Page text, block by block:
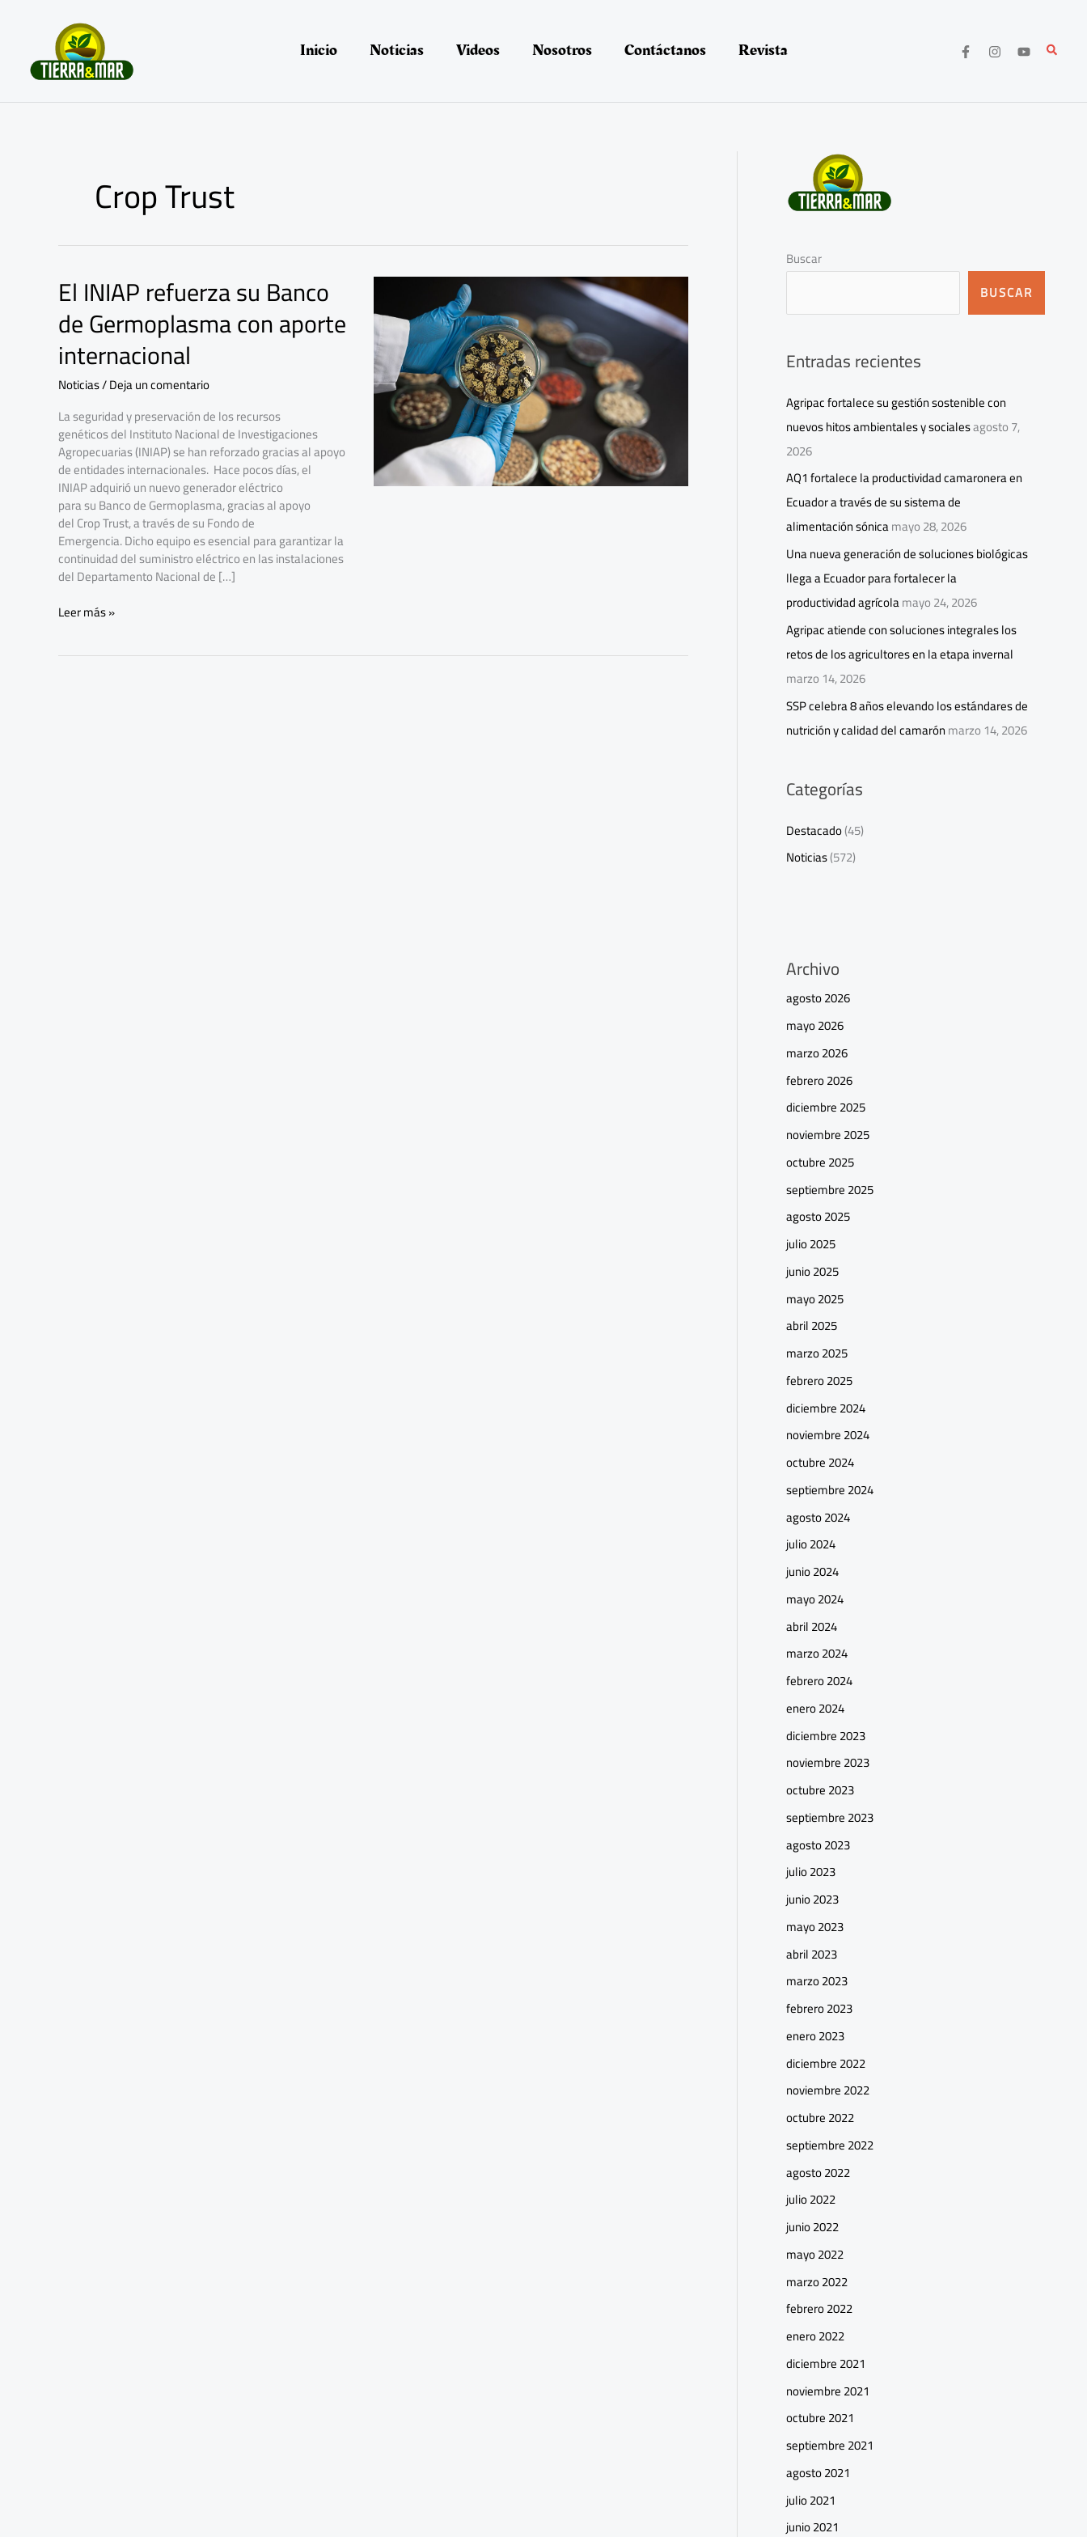
Inicio Noticias Videos Nosotros Contáctanos Revista Buscar
Crop Trust
El INIAP refuerza su Banco
de Germoplasma con aporte
internacional
Noticias/Deja un comentario
La seguridad y preservación de los recursos
genéticos del Instituto Nacional de Investigaciones
Agropecuarias (INIAP) se han reforzado gracias al apoyo
de entidades internacionales. Hace pocos días, el
INIAP adquirió un nuevo generador eléctrico
para su Banco de Germoplasma, gracias al apoyo
del Crop Trust, a través de su Fondo de
Emergencia. Dicho equipo es esencial para garantizar la
continuidad del suministro eléctrico en las instalaciones
del Departamento Nacional de […]
El
INIAP
refuerza
su
Banco
Germoplasma
con
aporte
internacional
Leer más »
Buscar
BUSCAR
Entradas recientes
Agripac fortalece su gestión sostenible con
nuevos hitos ambientales y socialesagosto 7,
2026
AQ1 fortalece la productividad camaronera en
Ecuador a través de su sistema de
alimentación sónicamayo 28, 2026
Una nueva generación de soluciones biológicas
llega a Ecuador para fortalecer la
productividad agrícolamayo 24, 2026
Agripac atiende con soluciones integrales los
retos de los agricultores en la etapa invernal
marzo 14, 2026
SSP celebra 8 años elevando los estándares de
nutrición y calidad del camarónmarzo 14, 2026
Categorías
Destacado(45)
Noticias(572)
Archivo
agosto 2026
mayo 2026
marzo 2026
febrero 2026
diciembre 2025
noviembre 2025
octubre 2025
septiembre 2025
agosto 2025
julio 2025
junio 2025
mayo 2025
abril 2025
marzo 2025
febrero 2025
diciembre 2024
noviembre 2024
octubre 2024
septiembre 2024
agosto 2024
julio 2024
junio 2024
mayo 2024
abril 2024
marzo 2024
febrero 2024
enero 2024
diciembre 2023
noviembre 2023
octubre 2023
septiembre 2023
agosto 2023
julio 2023
junio 2023
mayo 2023
abril 2023
marzo 2023
febrero 2023
enero 2023
diciembre 2022
noviembre 2022
octubre 2022
septiembre 2022
agosto 2022
julio 2022
junio 2022
mayo 2022
marzo 2022
febrero 2022
enero 2022
diciembre 2021
noviembre 2021
octubre 2021
septiembre 2021
agosto 2021
julio 2021
junio 2021